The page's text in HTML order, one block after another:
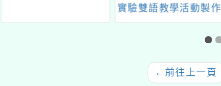
實驗雙語教學活動製作
競賽』
← 前往上一頁